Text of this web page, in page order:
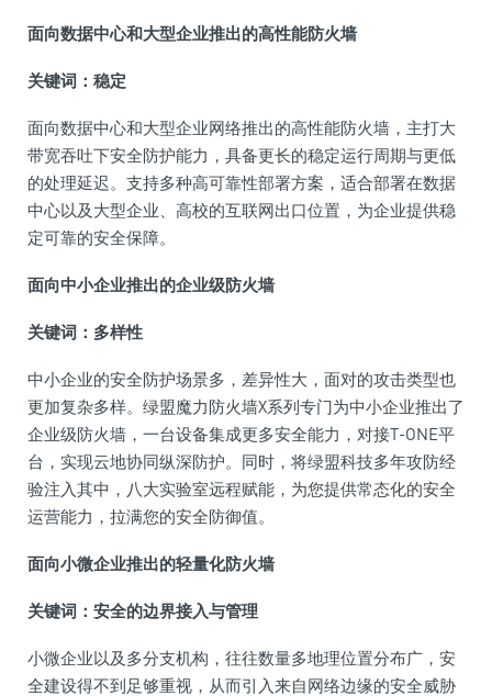
面向数据中心和大型企业推出的高性能防火墙
关键词：稳定
面向数据中心和大型企业网络推出的高性能防火墙，主打大
带宽吞吐下安全防护能力，具备更长的稳定运行周期与更低
的处理延迟。支持多种高可靠性部署方案，适合部署在数据
中心以及大型企业、高校的互联网出口位置，为企业提供稳
定可靠的安全保障。
面向中小企业推出的企业级防火墙
关键词：多样性
中小企业的安全防护场景多，差异性大，面对的攻击类型也
更加复杂多样。绿盟魔力防火墙X系列专门为中小企业推出了
企业级防火墙，一台设备集成更多安全能力，对接T-ONE平
台 ，实现云地协同纵深防护。同时，将绿盟科技多年攻防经
验注入其中，八大实验室远程赋能，为您提供常态化的安全
运营能力，拉满您的安全防御值。
面向小微企业推出的轻量化防火墙
关键词：安全的边界接入与管理
小微企业以及多分支机构，往往数量多地理位置分布广，安
全建设得不到足够重视，从而引入来自网络边缘的安全威胁